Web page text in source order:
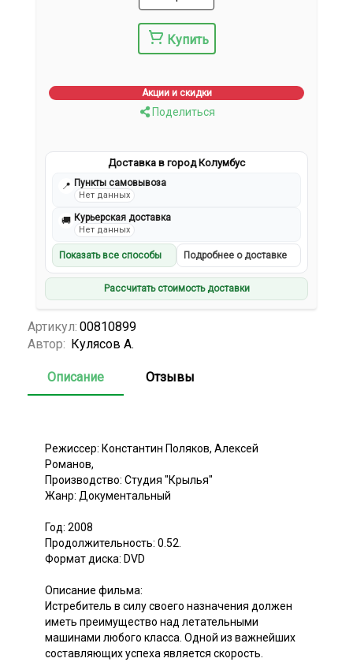
Купить
Акции и скидки
Поделиться
Доставка в город Колумбус
📍 Пункты самовывоза
Нет данных
🚚 Курьерская доставка
Нет данных
Показать все способы Подробнее о доставке
Рассчитать стоимость доставки
Артикул: 00810899
Автор: Кулясов А.
Описание Отзывы
Режиссер: Константин Поляков, Алексей
Романов,
Производство: Студия "Крылья"
Жанр: Документальный
Год: 2008
Продолжительность: 0.52.
Формат диска: DVD
Описание фильма:
Истребитель в силу своего назначения должен
иметь преимущество над летательными
машинами любого класса. Одной из важнейших
составляющих успеха является скорость.